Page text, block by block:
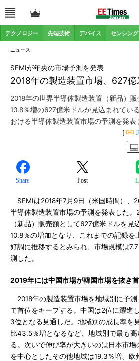
テクノロジー 先端技術 デバイス センシング
ニュース
2018年の製造装置市場、627
SEMIが年央の市場予測を発表
2018年の世界半導体製造装置（新品）
10.8％増の627億米ドルが見込まれてい
おける半導体製造装置市場の予測を発表
[
Share Post
SEMIは2018年7月9日（米国時間）、
半導体製造装置市場の予測を発表した
（新品）販売額として627億米ドルを見
10.8％の増加となり、これまでの記録を
好調に推移するとみられ、市場規模は
測した。
2019年には中国市場が韓国市場を抜き
2018年の製造装置市場を地域別に予
て首位をキープする。中国は2位に躍進
3位となる見通しだ。地域別の成長率を
比43.5％増となるなど、地域別で最も
る。次いで伸び率が大きいのは日本市場
を中心としたその他地域は19.3％増、欧